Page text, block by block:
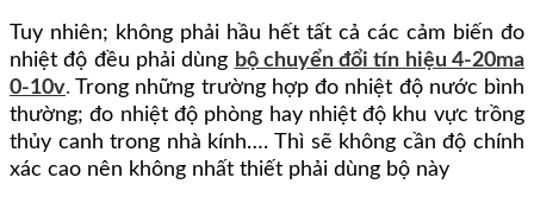
Tuy nhiên; không phải hầu hết tất cả các cảm biến đo
nhiệt độ đều phải dùng bộ chuyển đổi tín hiệu 4-20ma
0-10v. Trong những trường hợp đo nhiệt độ nước bình
thường; đo nhiệt độ phòng hay nhiệt độ khu vực trồng
thủy canh trong nhà kính…. Thì sẽ không cần độ chính
xác cao nên không nhất thiết phải dùng bộ này